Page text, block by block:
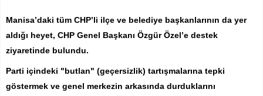
Manisa’daki tüm CHP’li ilçe ve belediye başkanlarının da yer
aldığı heyet, CHP Genel Başkanı Özgür Özel’e destek
ziyaretinde bulundu.
Parti içindeki "butlan" (geçersizlik) tartışmalarına tepki
göstermek ve genel merkezin arkasında durduklarını